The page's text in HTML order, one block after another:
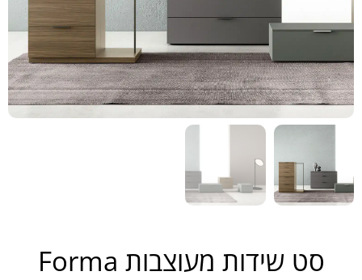
סט שידות מעוצבות Forma